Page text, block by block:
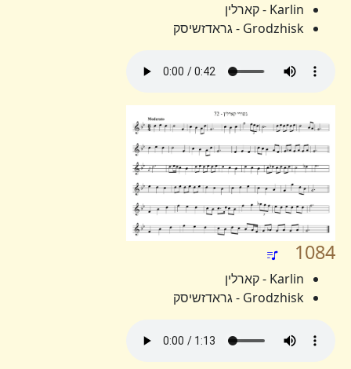
Karlin - קארלין
Grodzhisk - גראדזשיסק
1084
Karlin - קארלין
Grodzhisk - גראדזשיסק